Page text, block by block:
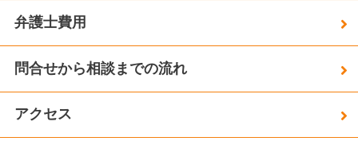
弁護士費用
問合せから相談までの流れ
アクセス